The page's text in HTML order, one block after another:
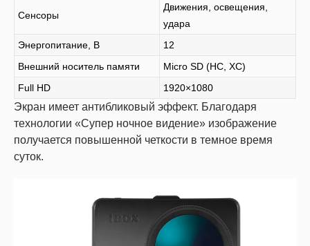
Сенсоры
Движения, освещения,
удара
Энергопитание, В
12
Внешний носитель памяти
Micro SD (HC, XC)
Full HD
1920×1080
Экран имеет антибликовый эффект. Благодаря
технологии «Супер ночное видение» изображение
получается повышенной четкости в темное время
суток.